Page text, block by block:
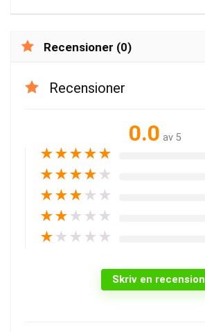
Recensioner (0)
Recensioner
0.0 av 5
★★★★★
★★★★ ★
★★★ ★ ★
★★ ★ ★ ★
★ ★ ★ ★ ★
Skriv en recension